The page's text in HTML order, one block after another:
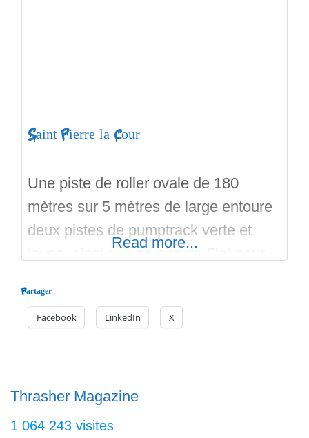
Saint Pierre la Cour
Une piste de roller ovale de 180
mètres sur 5 mètres de large entoure
deux pistes de pumptrack verte et
jaune, ainsi qu’une aire de Flat pour
la Cour. Inauguré en Novembre
2021, réalisé par FTPB avec les
la ville,
Read more...
Partager
Facebook LinkedIn X
Thrasher Magazine
1 064 243 visites